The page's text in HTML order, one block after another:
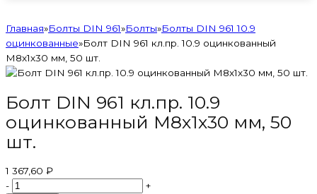
Главная»Болты DIN 961»Болты»Болты DIN 961 10.9
оцинкованные»Болт DIN 961 кл.пр. 10.9 оцинкованный
М8х1х30 мм, 50 шт.
Болт DIN 961 кл.пр. 10.9
оцинкованный М8х1х30 мм, 50
шт.
1 367,60 ₽
-
+